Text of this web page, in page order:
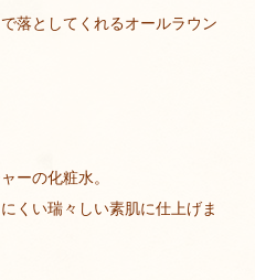
落としてくれるオールラウン
ーの化粧水。
くい瑞々しい素肌に仕上げま